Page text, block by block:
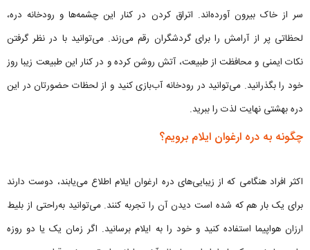
سر از خاک بیرون آورده‌اند. اتراق کردن در کنار این چشمه‌ها و رودخانه دره،
لحظاتی پر از آرامش را برای گردشگران رقم می‌زند. می‌توانید با در نظر گرفتن
نکات ایمنی و محافظت از طبیعت، آتش روشن کرده و در کنار این طبیعت زیبا روز
خود را بگذرانید. می‌توانید در رودخانه آب‌بازی کنید و از لحظات حضورتان در این
دره بهشتی نهایت لذت را ببرید.
چگونه به دره ارغوان ایلام برویم؟
اکثر افراد هنگامی که از زیبایی‌های دره ارغوان ایلام اطلاع می‌یابند، دوست دارند
برای یک بار هم که شده است دیدن آن را تجربه کنند. می‌توانید به‌راحتی از بلیط
ارزان هواپیما استفاده کنید و خود را به ایلام برسانید. اگر زمان یک یا دو روزه